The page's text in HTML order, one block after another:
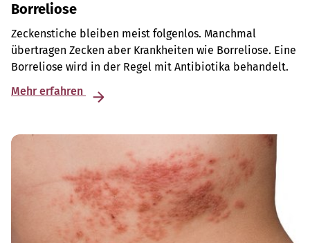
Borreliose
Zeckenstiche bleiben meist folgenlos. Manchmal
übertragen Zecken aber Krankheiten wie Borreliose. Eine
Borreliose wird in der Regel mit Antibiotika behandelt.
Mehr erfahren